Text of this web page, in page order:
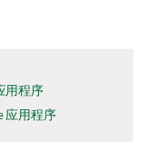
用程序
应用程序